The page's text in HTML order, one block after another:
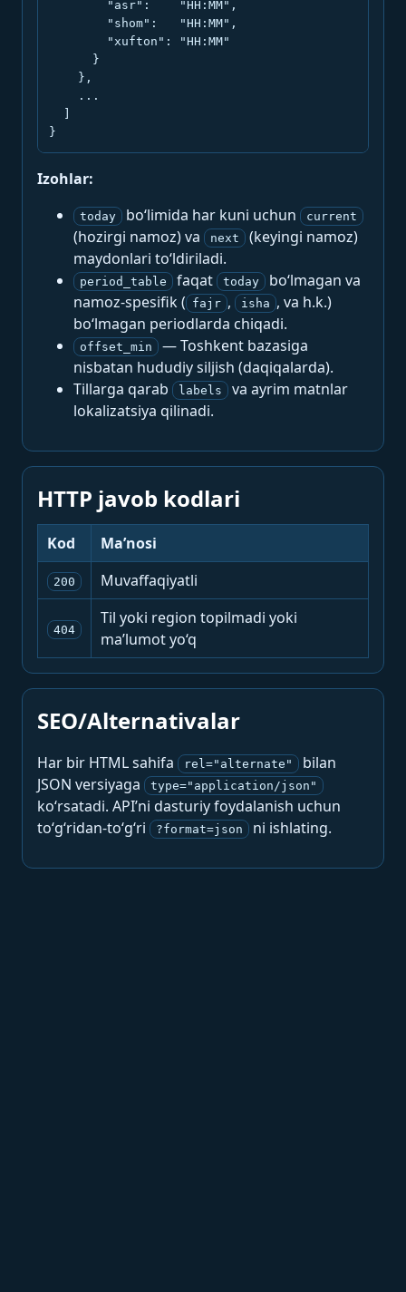
        "asr":    "HH:MM",
        "shom":   "HH:MM",
        "xufton": "HH:MM"
      }
    },
    ...
}
Izohlar:
today bo‘limida har kuni uchun current
(hozirgi namoz) va next
(keyingi namoz)
maydonlari to‘ldiriladi.
period_table faqat today
bo‘lmagan va
namoz-spesifik ( fajr , isha , va h.k.)
bo‘lmagan periodlarda chiqadi.
offset_min
— Toshkent bazasiga
nisbatan hududiy siljish (daqiqalarda).
Tillarga qarab
labels
va ayrim matnlar
lokalizatsiya qilinadi.
HTTP javob kodlari
Kod Ma’nosi
200 Muvaffaqiyatli
404
Til yoki region topilmadi yoki
ma’lumot yo‘q
SEO/Alternativalar
Har bir HTML sahifa rel="alternate"
bilan
JSON versiyaga
type="application/json"
ko‘rsatadi. API’ni dasturiy foydalanish uchun
to‘g‘ridan-to‘g‘ri
?format=json ni ishlating.